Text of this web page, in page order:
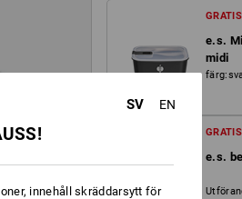
GRATIS
e.s.
midi
färg:
GRATIS
e.s.
SV EN
innehåll skräddarsytt för